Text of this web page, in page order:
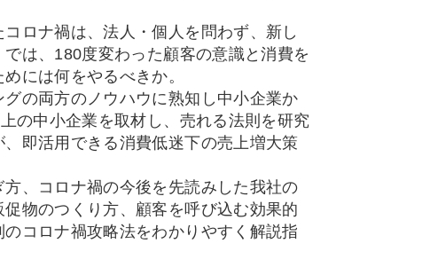
ロナ禍は、法人・個人を問わず、新し
は、180度変わった顧客の意識と消費を
には何をやるべきか。
の両方のノウハウに熟知し中小企業か
の中小企業を取材し、売れる法則を研究
即活用できる消費低迷下の売上増大策
、コロナ禍の今後を先読みした我社の
物のつくり方、顧客を呼び込む効果的
コロナ禍攻略法をわかりやすく解説指